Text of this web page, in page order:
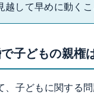
越して早めに動くこ
子どもの親権
、子どもに関する